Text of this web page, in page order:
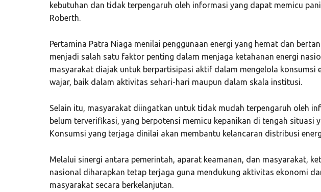
kebutuhan dan tidak terpengaruh oleh informasi yang dapat memicu
Roberth.
Pertamina Patra Niaga menilai penggunaan energi yang hemat dan
menjadi salah satu faktor penting dalam menjaga ketahanan energi
masyarakat diajak untuk berpartisipasi aktif dalam mengelola konsumsi
wajar, baik dalam aktivitas sehari-hari maupun dalam skala institusi.
Selain itu, masyarakat diingatkan untuk tidak mudah terpengaruh oleh
belum terverifikasi, yang berpotensi memicu kepanikan di tengah situasi
Konsumsi yang terjaga dinilai akan membantu kelancaran distribusi
Melalui sinergi antara pemerintah, aparat keamanan, dan masyarakat,
nasional diharapkan tetap terjaga guna mendukung aktivitas ekonomi
masyarakat secara berkelanjutan.